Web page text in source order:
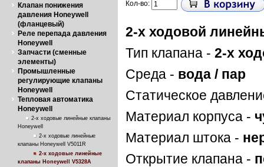
Клапан понижения
давления Honeywell
(фланцевый)
Реле перепада давления
Honeywell
Запчасти (сменные
элементы)
Промышленные
регулирующие клапаны
Honeywell
Тепловая автоматика
Honeywell
2-х ходовые линейные клапаны
Honeywell
2-х ходовые линейные
клапаны Honeywell V5011R
2-х ходовые линейные
клапаны Honeywell V5328A
Кол-во:
2-х ходовой
Тип клапана - 2-х
Среда - вода / пар
Статическое
Материал корпуса -
Материал штока -
Открытие клапана -